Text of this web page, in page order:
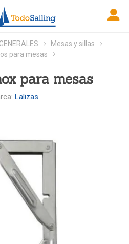
Mesas y sillas
para mesas
para mesas
Lalizas